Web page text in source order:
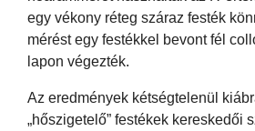
egy vékony réteg száraz festék
mérést egy festékkel bevont fél
lapon végezték.
Az eredmények kétségtelenül
„hőszigetelő” festékek kereskedői